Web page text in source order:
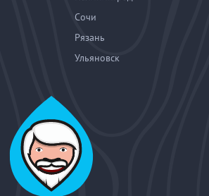
Сочи
Рязань
Ульяновск